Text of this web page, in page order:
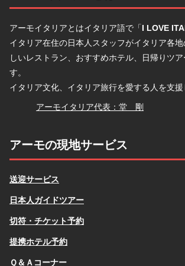
アーモイタリアとはイタリア語で「I LOVE
イタリア在住の日本人スタッフがイタリア各
しいレストラン、おすすめホテル、日帰りツ
す。
イタリア文化、イタリア旅行を愛する人を支援
堂
アーモイタリア代表：堂 剛
アーモの現地サービス
送迎サービス
日本人ガイドツアー
切符・チケット予約
提携ホテル予約
Ｑ＆Ａコーナー